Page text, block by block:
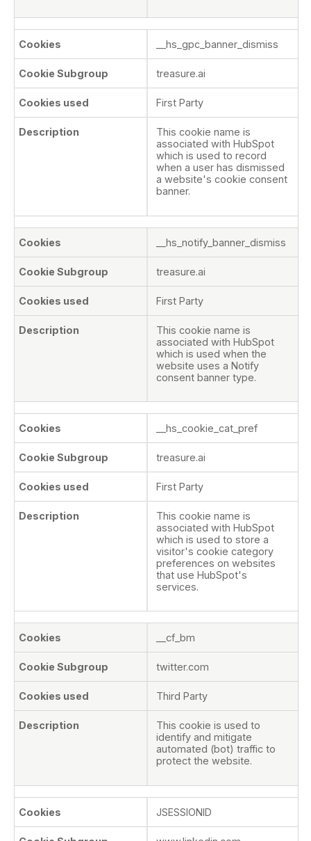
__hs_gpc_banner_dismiss
treasure.ai
First Party
This cookie name is
associated with HubSpot
which is used to record
when a user has dismissed
a website's cookie consent
banner.
__hs_notify_banner_dismiss
treasure.ai
First Party
This cookie name is
associated with HubSpot
which is used when the
website uses a Notify
consent banner type.
__hs_cookie_cat_pref
treasure.ai
First Party
This cookie name is
associated with HubSpot
which is used to store a
visitor's cookie category
preferences on websites
that use HubSpot's
services.
__cf_bm
twitter.com
Third Party
This cookie is used to
identify and mitigate
automated (bot) traffic to
protect the website.
JSESSIONID